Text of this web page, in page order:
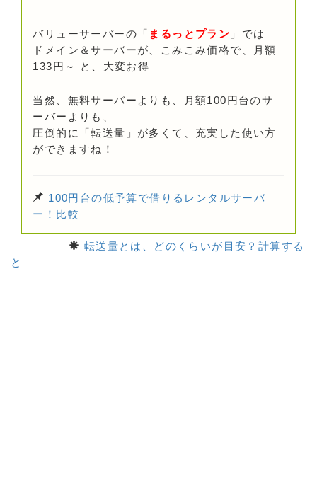
バリューサーバーの「 まるっとプラン 」では
ドメイン＆サーバーが、こみこみ価格で、月額
133円～ と、大変お得
当然、無料サーバーよりも、月額100円台のサ
ーバーよりも、
圧倒的に「転送量」が多くて、充実した使い方
ができますね！
100円台の低予算で借りるレンタルサーバ
ー！比較
転送量とは、どのくらいが目安？計算する
と